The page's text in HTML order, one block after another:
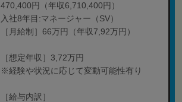
470,400円（年収6,710,400円）
入社8年目:マネージャー（SV）
［月給制］66万円（年収7,92万円）
［想定年収］3,72万円
※経験や状況に応じて変動可能性有り
［給与内訳］